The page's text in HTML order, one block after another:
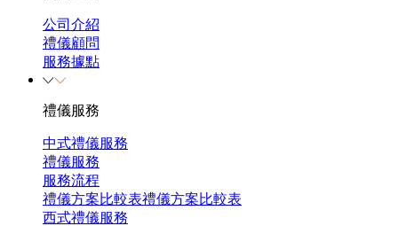
公司介紹
禮儀顧問
服務據點
禮儀服務
中式禮儀服務
禮儀服務
服務流程
禮儀方案比較表禮儀方案比較表
西式禮儀服務